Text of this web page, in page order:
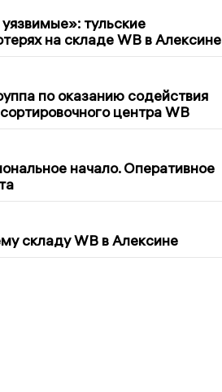
тульские
на складе WB в Алексине
по оказанию содействия
центра WB
начало. Оперативное
складу WB в Алексине